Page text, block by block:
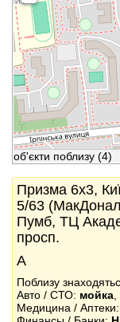
об'єкти поблизу (4)
Призма 6x3,
5/63
Пумб, ТЦ
просп.
А
Поблизу
Авто / СТО: мойка
Медицина / Аптеки: